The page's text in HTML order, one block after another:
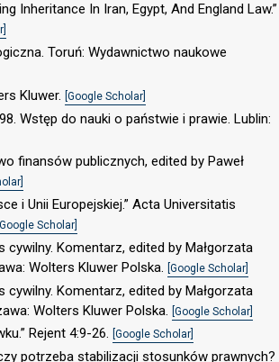
Inheritance In Iran, Egypt, And England Law.”
Toruń: Wydawnictwo naukowe
Kluwer. [Google Scholar]
Wstęp do nauki o państwie i prawie. Lublin:
finansów publicznych, edited by Paweł
i Unii Europejskiej.” Acta Universitatis
[Google Scholar]
cywilny. Komentarz, edited by Małgorzata
Wolters Kluwer Polska. [Google Scholar]
cywilny. Komentarz, edited by Małgorzata
Wolters Kluwer Polska. [Google Scholar]
Rejent 4:9-26. [Google Scholar]
potrzeba stabilizacji stosunków prawnych?